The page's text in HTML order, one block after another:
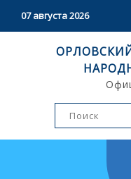
07 августа 2026